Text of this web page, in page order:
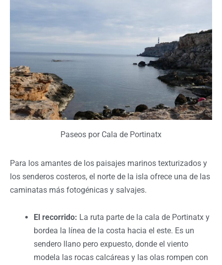
Paseos por Cala de Portinatx
Para los amantes de los paisajes marinos texturizados y
los senderos costeros, el norte de la isla ofrece una de las
caminatas más fotogénicas y salvajes.
El recorrido: La ruta parte de la cala de Portinatx y
bordea la línea de la costa hacia el este. Es un
sendero llano pero expuesto, donde el viento
modela las rocas calcáreas y las olas rompen con